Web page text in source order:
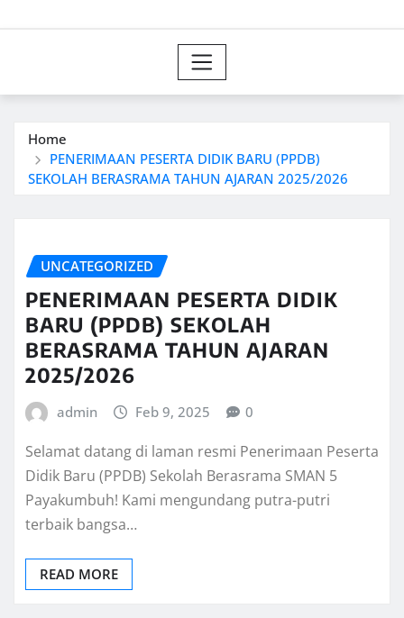
Home
PENERIMAAN PESERTA DIDIK BARU (PPDB)
SEKOLAH BERASRAMA TAHUN AJARAN 2025/2026
UNCATEGORIZED
PENERIMAAN PESERTA DIDIK
BARU (PPDB) SEKOLAH
BERASRAMA TAHUN AJARAN
2025/2026
admin Feb 9, 2025 0
Selamat datang di laman resmi Penerimaan Peserta
Didik Baru (PPDB) Sekolah Berasrama SMAN 5
Payakumbuh! Kami mengundang putra-putri
terbaik bangsa…
READ MORE